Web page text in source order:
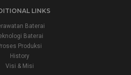
LINKS
Baterai
Baterai
Produksi
History
Visi & Misi